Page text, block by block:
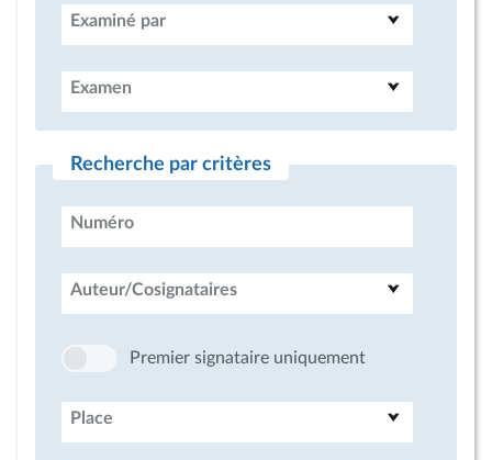
Examiné par
Examen
Recherche par critères
Numéro
Auteur/Cosignataires
Premier signataire uniquement
Place